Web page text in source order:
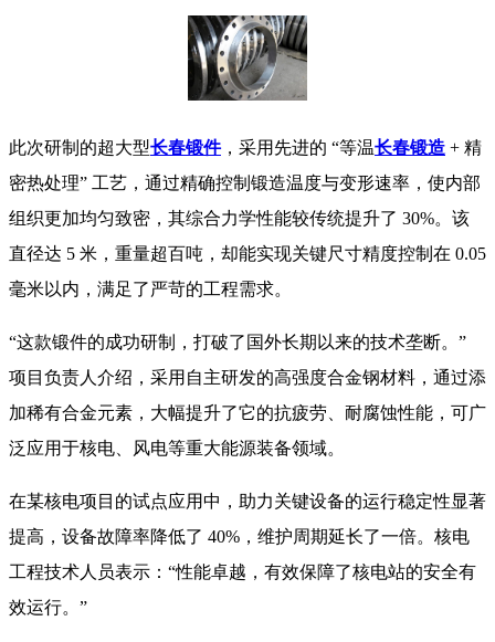
此次研制的超大型长春锻件，采用先进的 “等温长春锻造 + 精
密热处理” 工艺，通过精确控制锻造温度与变形速率，使内部
组织更加均匀致密，其综合力学性能较传统提升了 30%。该
直径达 5 米，重量超百吨，却能实现关键尺寸精度控制在 0.05
毫米以内，满足了严苛的工程需求。
​ “这款锻件的成功研制，打破了国外长期以来的技术垄断。”
项目负责人介绍，采用自主研发的高强度合金钢材料，通过添
加稀有合金元素，大幅提升了它的抗疲劳、耐腐蚀性能，可广
泛应用于核电、风电等重大能源装备领域。
​ 在某核电项目的试点应用中，助力关键设备的运行稳定性显著
提高，设备故障率降低了 40%，维护周期延长了一倍。核电
工程技术人员表示：“性能卓越，有效保障了核电站的安全有
效运行。”​